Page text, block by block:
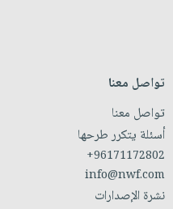
تواصل معنا
تواصل معنا
أسئلة يتكرر طرحها
+96171172802
info@nwf.com
نشرة الإصدارات